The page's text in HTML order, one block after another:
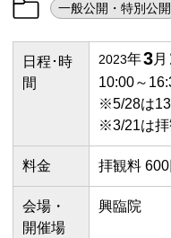
一般公開・特別公開
日程･時
間
2023年3月
10:00～
※5/28は
※3/21は拝
料金 拝観料 600
会場・
開催場
興臨院